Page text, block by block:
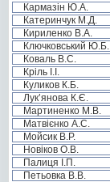
Кармазін Ю.А.
Катеринчук М.Д.
Кириленко В.А.
Ключковський Ю.Б.
Коваль В.С.
Кріль І.І.
Куликов К.Б.
Лук’янова К.Є.
Мартиненко М.В.
Матвієнко А.С.
Мойсик В.Р.
Новіков О.В.
Палиця І.П.
Петьовка В.В.